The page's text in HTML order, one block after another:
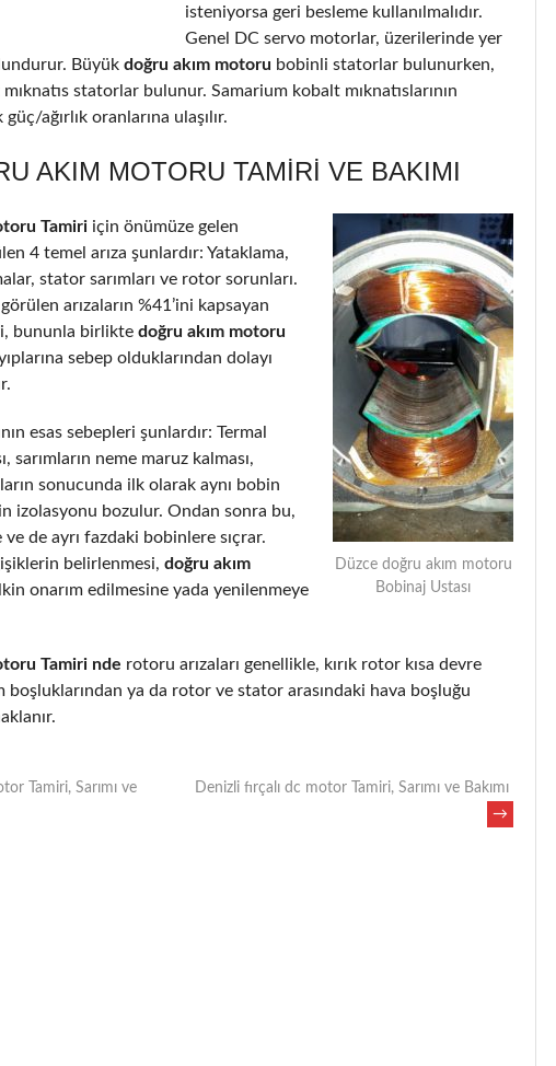
isteniyorsa geri besleme kullanılmalıdır.
Genel DC servo motorlar, üzerilerinde yer
Büyük doğru akım motoru bobinli statorlar bulunurken,
statorlar bulunur. Samarium kobalt mıknatıslarının
ağırlık oranlarına ulaşılır.
AKIM MOTORU TAMIRI VE BAKIMI
Düzce doğru akım motoru
Bobinaj Ustası
Tamiri için önümüze gelen
4 temel arıza şunlardır: Yataklama,
stator sarımları ve rotor sorunları.
arızaların %41’ini kapsayan
bununla birlikte doğru akım motoru
sebep olduklarından dolayı
esas sebepleri şunlardır: Termal
sarımların neme maruz kalması,
sonucunda ilk olarak aynı bobin
izolasyonu bozulur. Ondan sonra bu,
de ayrı fazdaki bobinlere sıçrar.
belirlenmesi, doğru akım
onarım edilmesine yada yenilenmeye
Tamiri nde rotoru arızaları genellikle, kırık rotor kısa devre
boşluklarından ya da rotor ve stator arasındaki hava boşluğu
Tamiri, Sarımı ve
Denizli fırçalı dc motor Tamiri, Sarımı ve Bakımı
→